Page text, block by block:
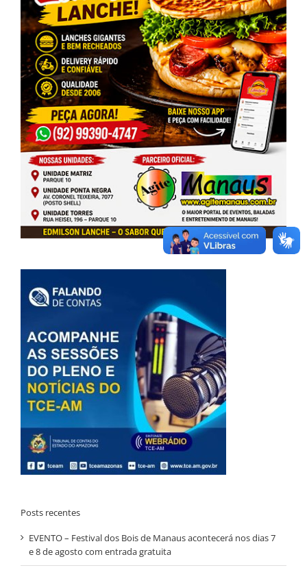
Posts recentes
EVENTO – Festival dos Bois de Manaus acontecerá nos dias 7
e 8 de agosto com entrada gratuita